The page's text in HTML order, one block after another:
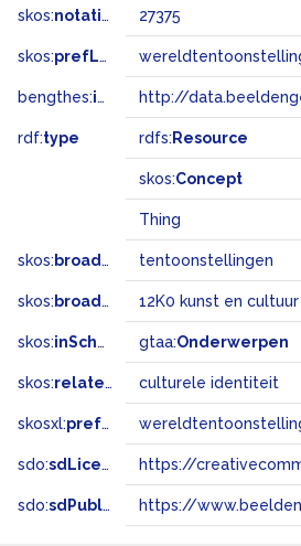
skos:notation 27375
skos:prefLabel
bengthes:inSet http://
rdf:type rdfs: Resource
skos:Concept
Thing
skos: broader tentoonstellingen
skos: broadMatch 12K0 kunst en
skos:inScheme gtaa:Onderwerpen
skos:related culturele identiteit
skosxl:prefLabel
sdo:sdLicense
sdo:sdPublisher https://